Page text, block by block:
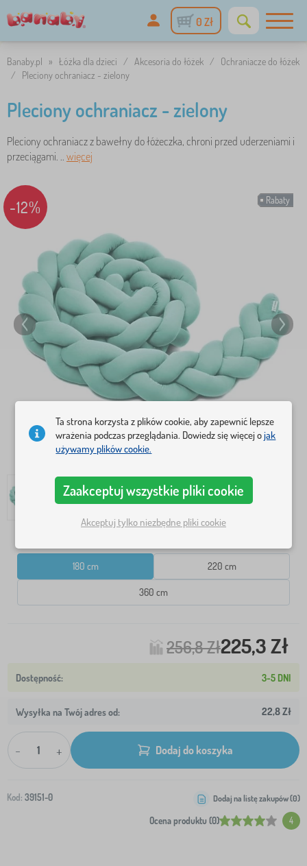
0 Zł
Banaby.pl » Łóżka dla dzieci / Akcesoria do łóżek /
Ochraniacze do łóżek
/
Pleciony ochraniacz - zielony
Pleciony ochraniacz - zielony
Pleciony ochraniacz z bawełny do łóżeczka, chroni przed uderzeniami i
przeciągami. .. więcej
Rabaty
-12%
180 cm 220 cm
360 cm
256,8 Zł225,3 Zł
3-5 DNI
Wysyłka na Twój adres od: 22,8 Zł
- + Dodaj do koszyka
Kod: 39151-0
Ocena produktu (0) 4
Dodaj na listę zakupów (0)
Ta strona korzysta z plików cookie, aby zapewnić lepsze
wrażenia podczas przeglądania. Dowiedz się więcej ojak
używamy plików cookie.
Zaakceptuj wszystkie pliki cookie
Akceptuj tylko niezbędne pliki cookie